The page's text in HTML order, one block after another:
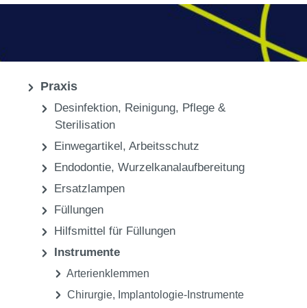
Praxis
Desinfektion, Reinigung, Pflege &
Sterilisation
Einwegartikel, Arbeitsschutz
Endodontie, Wurzelkanalaufbereitung
Ersatzlampen
Füllungen
Hilfsmittel für Füllungen
Instrumente
Arterienklemmen
Chirurgie, Implantologie-Instrumente